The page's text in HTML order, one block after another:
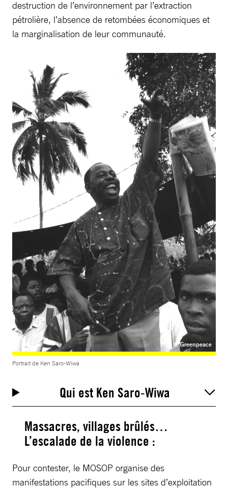
destruction de l’environnement par l’extraction
pétrolière, l’absence de retombées économiques et
la marginalisation de leur communauté.
@ Greenpeace
Portrait de Ken Saro-Wiwa
Qui est Ken Saro-Wiwa
Massacres, villages brûlés…
L’escalade de la violence :
Pour contester, le MOSOP organise des
manifestations pacifiques sur les sites d’exploitation